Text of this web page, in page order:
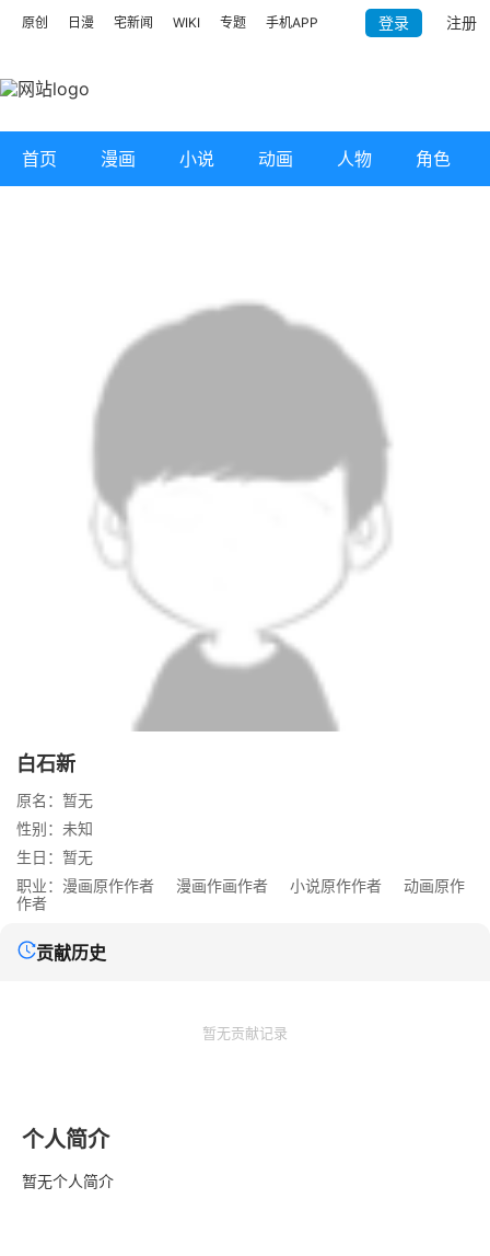
原创 日漫 宅新闻 WIKI 专题 手机APP 登录 注册
首页 漫画 小说 动画 人物 角色
白石新
原名：暂无
性别：未知
生日：暂无
职业： 漫画原作作者 漫画作画作者 小说原作作者
动画原作
作者
贡献历史
暂无贡献记录
个人简介
暂无个人简介